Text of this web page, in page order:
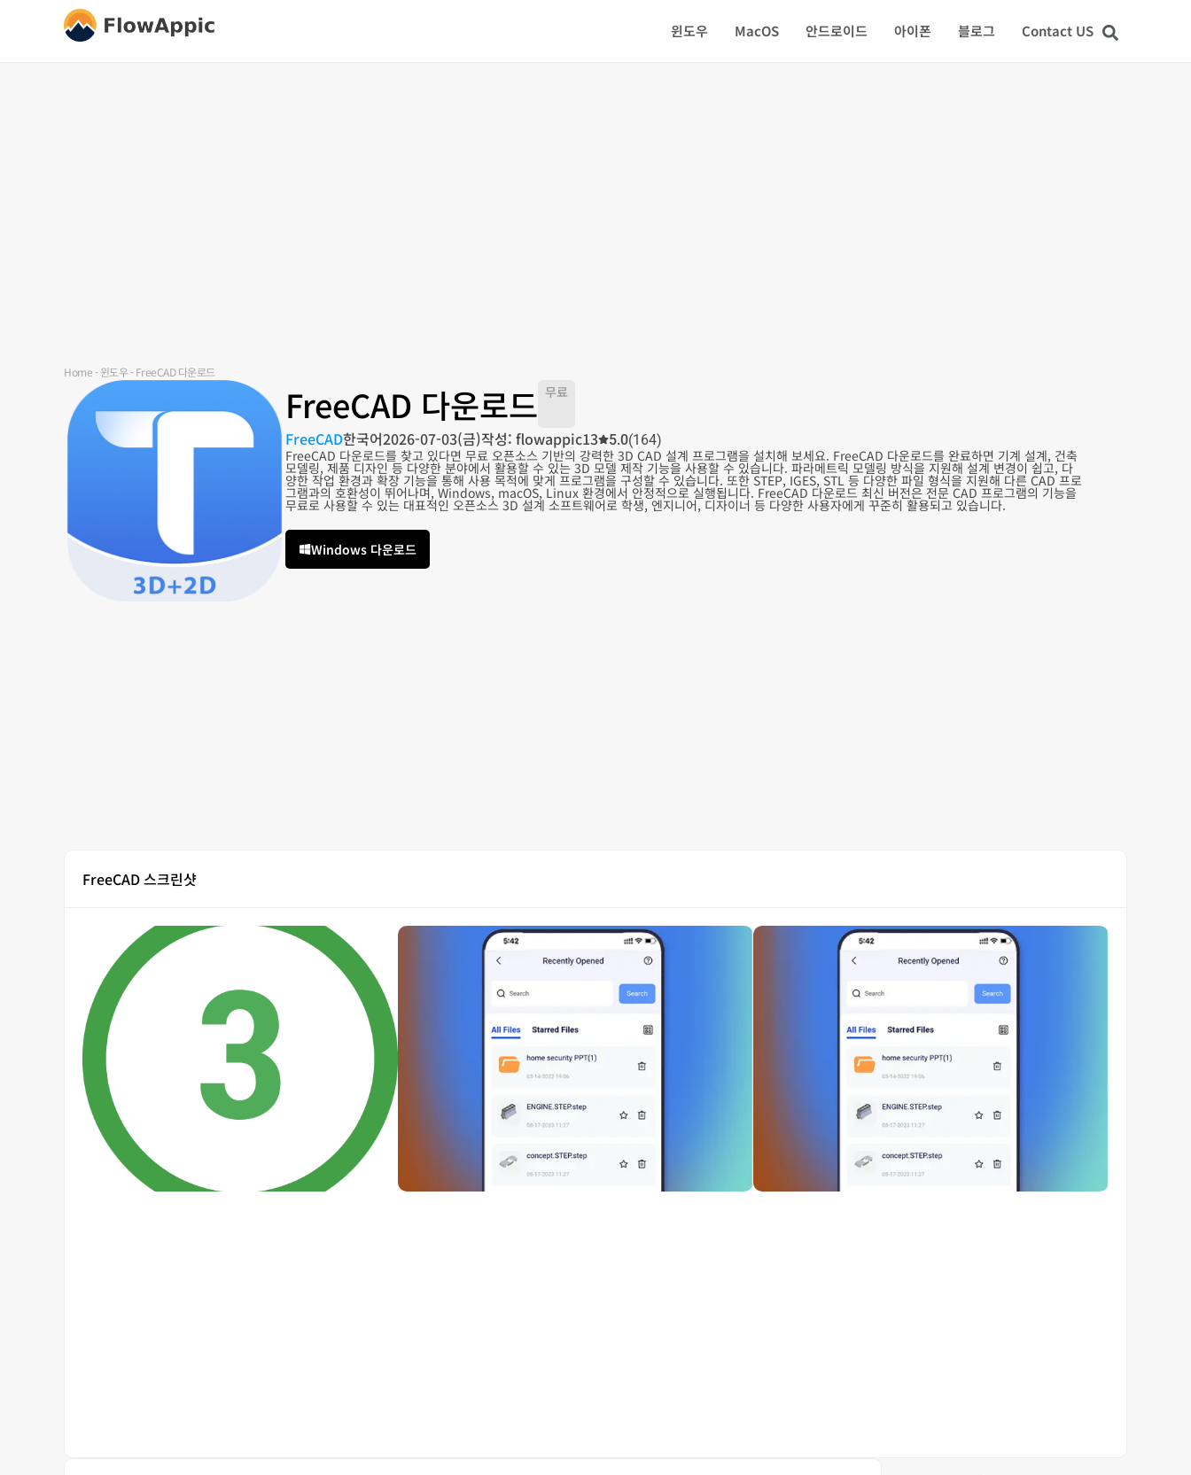
윈도우 MacOS 안드로이드 아이폰 블로그 Contact US
Home-윈도우-FreeCAD 다운로드
FreeCAD 다운로드 무료
FreeCAD한국어2026-07-03(금)작성: flowappic13 5.0(164)
FreeCAD 다운로드를 찾고 있다면 무료 오픈소스 기반의 강력한 3D CAD 설계 프로그램을 설치해 보세요. FreeCAD 다운로드를 완료하면 기계 설계, 건축
모델링, 제품 디자인 등 다양한 분야에서 활용할 수 있는 3D 모델 제작 기능을 사용할 수 있습니다. 파라메트릭 모델링 방식을 지원해 설계 변경이 쉽고, 다
양한 작업 환경과 확장 기능을 통해 사용 목적에 맞게 프로그램을 구성할 수 있습니다. 또한 STEP, IGES, STL 등 다양한 파일 형식을 지원해 다른 CAD 프로
그램과의 호환성이 뛰어나며, Windows, macOS, Linux 환경에서 안정적으로 실행됩니다. FreeCAD 다운로드 최신 버전은 전문 CAD 프로그램의 기능을
무료로 사용할 수 있는 대표적인 오픈소스 3D 설계 소프트웨어로 학생, 엔지니어, 디자이너 등 다양한 사용자에게 꾸준히 활용되고 있습니다.
Windows 다운로드
FreeCAD 스크린샷